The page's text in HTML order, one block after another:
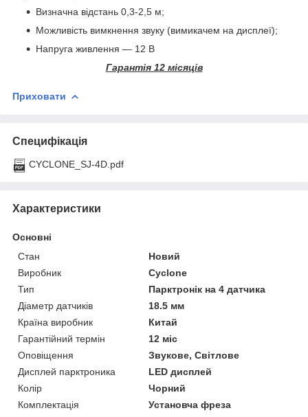
Визначна відстань 0,3-2,5 м;
Можливість вимкнення звуку (вимикачем на дисплеї);
Напруга живлення — 12 В
Гарантія 12 місяців
Приховати
Специфікація
CYCLONE_SJ-4D.pdf
Характеристики
Основні
Стан
Новий
Виробник
Cyclone
Тип
Парктронік на 4 датчика
Діаметр датчиків
18.5 мм
Країна виробник
Китай
Гарантійний термін
12 міс
Оповіщення
Звукове, Світлове
Дисплей парктроника
LED дисплей
Колір
Чорний
Комплектація
Установча фреза